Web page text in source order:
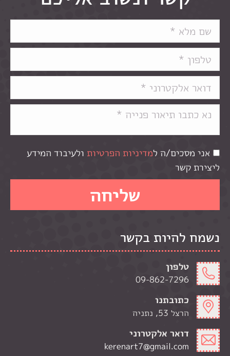
אני מסכים/ה למדיניות הפרטיות ולעיבוד המידע
ליצירת קשר
נשמח להיות בקשר
טלפון
09-862-7296
כתובתנו
הרצל 53, נתניה
דואר אלקטרוני
kerenart7@gmail.com